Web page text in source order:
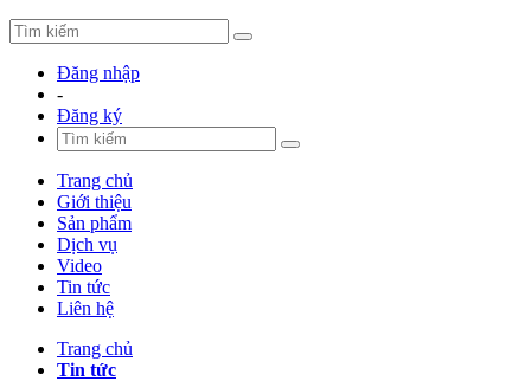
Đăng nhập
-
Đăng ký
Trang chủ
Giới thiệu
Sản phẩm
Dịch vụ
Video
Tin tức
Liên hệ
Trang chủ
Tin tức